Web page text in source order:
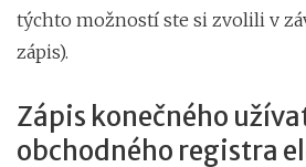
týchto možností ste si zvolili v
zápis).
Zápis konečného
obchodného registra